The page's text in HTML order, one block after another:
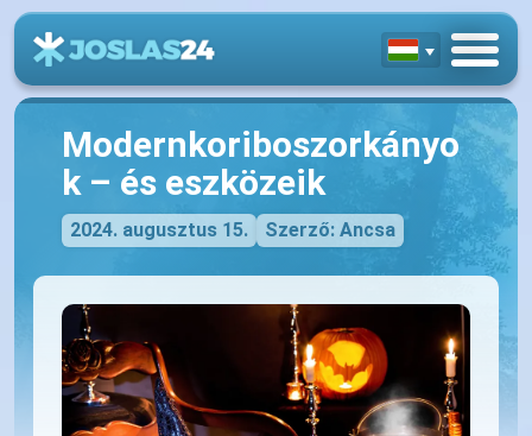
Modernkoriboszorkányo
k – és eszközeik
2024. augusztus 15. Szerző: Ancsa